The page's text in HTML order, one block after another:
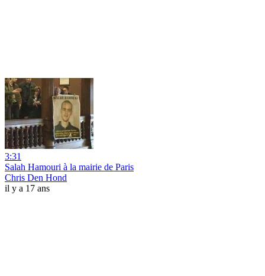
3:31
Salah Hamouri à la mairie de Paris
Chris Den Hond
il y a 17 ans